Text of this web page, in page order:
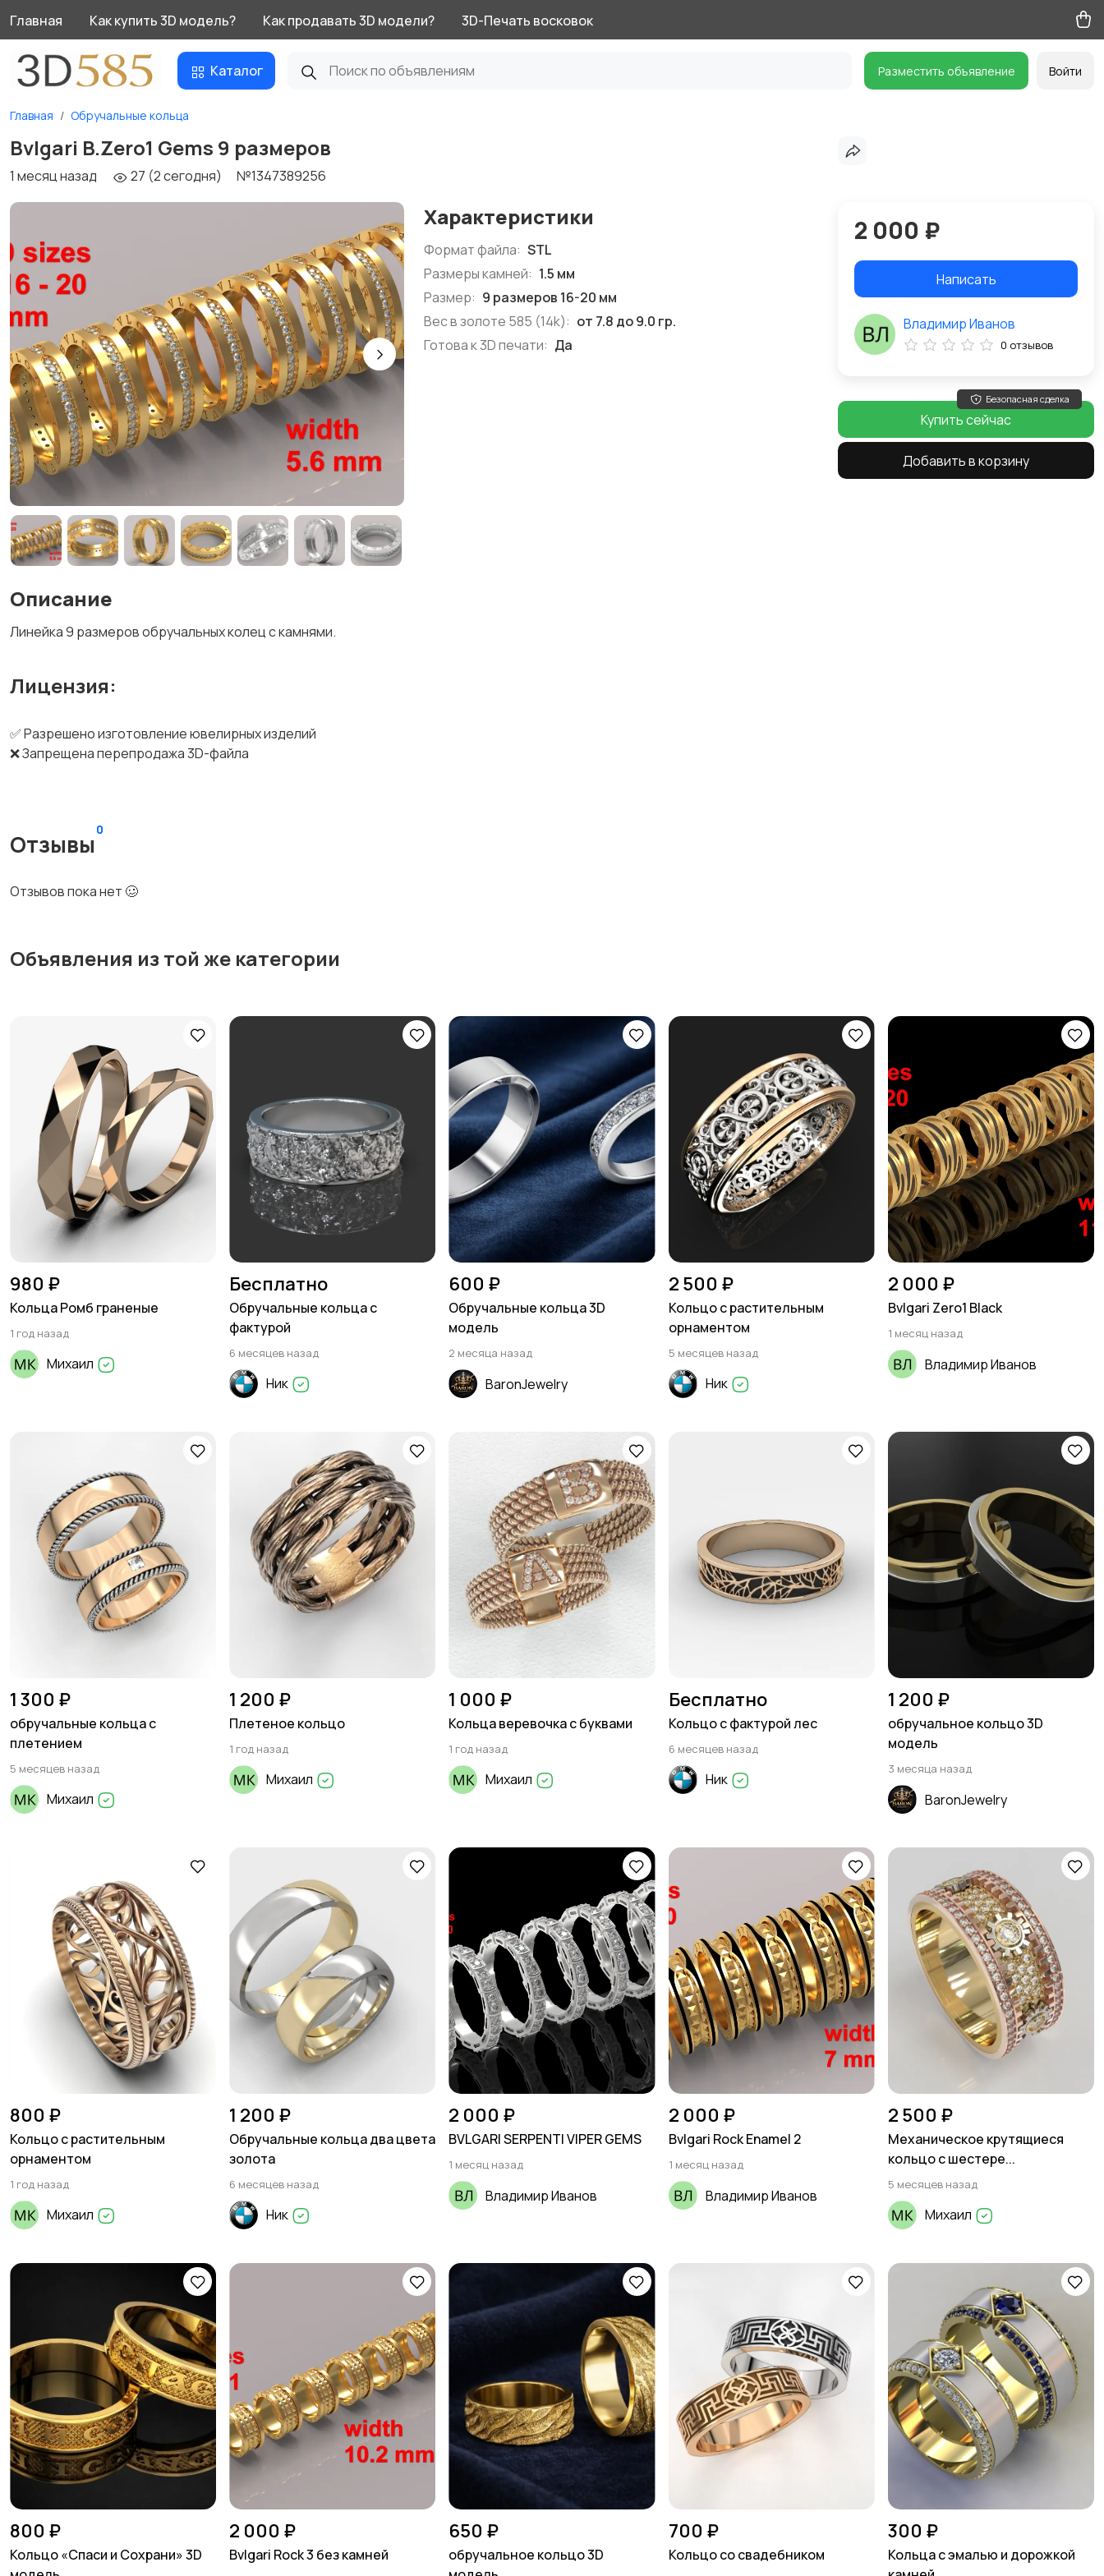
Главная Как купить 3D модель? Как продавать 3D модели? 3D-Печать восковок
Каталог Разместить объявление Войти
Главная Обручальные кольца
Bvlgari B.Zero1 Gems 9 размеров
1 месяц назад 27 (2 сегодня) №1347389256
Характеристики
Формат файла: STL
Размеры камней: 1.5 мм
Размер: 9 размеров 16-20 мм
Вес в золоте 585 (14k): от 7.8 до 9.0 гр.
Готова к 3D печати: Да
Описание
Линейка 9 размеров обручальных колец с камнями.
Лицензия:
✅ Разрешено изготовление ювелирных изделий
❌ Запрещена перепродажа 3D-файла
Отзывы
0
Отзывов пока нет 🥴
2 000 ₽
Написать
Владимир Иванов
0 отзывов
Безопасная сделка
Купить сейчас
Добавить в корзину
Объявления из той же категории
980 ₽
Кольца Ромб граненые
1 год назад
Михаил
Бесплатно
Обручальные кольца с
фактурой
6 месяцев назад
Ник
600 ₽
Обручальные кольца 3D
модель
2 месяца назад
BaronJewelry
2 500 ₽
Кольцо с растительным
орнаментом
5 месяцев назад
Ник
2 000 ₽
Bvlgari Zero1 Black
1 месяц назад
Владимир Иванов
1 300 ₽
обручальные кольца с
плетением
5 месяцев назад
Михаил
1 200 ₽
Плетеное кольцо
1 год назад
Михаил
1 000 ₽
Кольца веревочка с буквами
1 год назад
Михаил
Бесплатно
Кольцо с фактурой лес
6 месяцев назад
Ник
1 200 ₽
обручальное кольцо 3D
модель
3 месяца назад
BaronJewelry
800 ₽
Кольцо с растительным
орнаментом
1 год назад
Михаил
1 200 ₽
Обручальные кольца два цвета
золота
6 месяцев назад
Ник
2 000 ₽
BVLGARI SERPENTI VIPER GEMS
1 месяц назад
Владимир Иванов
2 000 ₽
Bvlgari Rock Enamel 2
1 месяц назад
Владимир Иванов
2 500 ₽
Механическое крутящиеся
кольцо с шестере...
5 месяцев назад
Михаил
800 ₽
Кольцо «Спаси и Сохрани» 3D
2 000 ₽
Bvlgari Rock 3 без камней
650 ₽
обручальное кольцо 3D
700 ₽
Кольцо со свадебником
300 ₽
Кольца с эмалью и дорожкой